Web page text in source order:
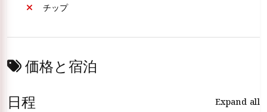
チップ
価格と宿泊
日程
Expand all